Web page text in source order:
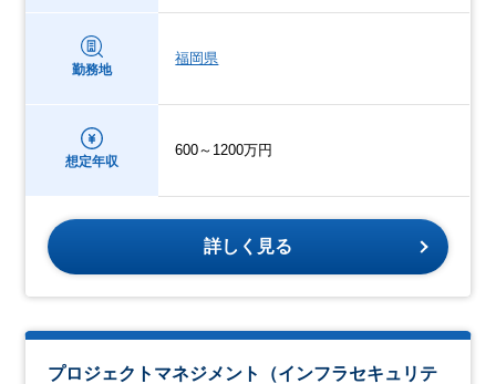
勤務地
福岡県
想定年収
600～1200万円
詳しく見る
プロジェクトマネジメント（インフラセキュリテ